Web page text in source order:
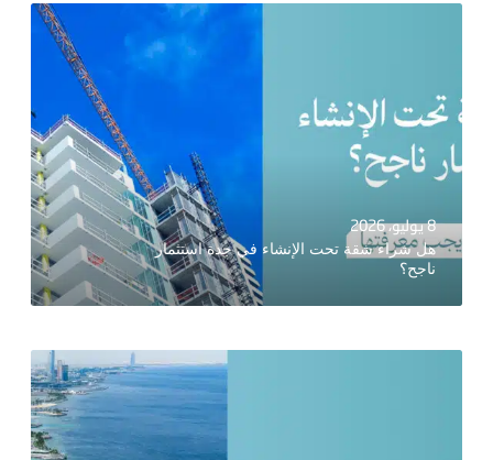
8 يوليو، 2026
هل شراء شقة تحت الإنشاء في جدة استثمار
ناجح؟